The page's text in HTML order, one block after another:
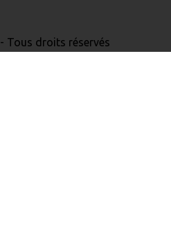
- Tous droits réservés